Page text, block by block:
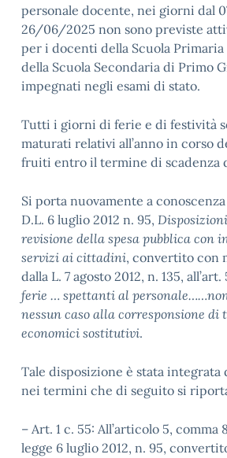
personale docente, nei giorni dal
26/06/2025 non sono previste
per i docenti della Scuola
della Scuola Secondaria di Primo
impegnati negli esami di stato.
Tutti i giorni di ferie e di festività
maturati relativi all’anno in corso
fruiti entro il termine di scadenza
Si porta nuovamente a
D.L. 6 luglio 2012 n. 95,
revisione della spesa pubblica con
servizi ai cittadini, convertito con
dalla L. 7 agosto 2012, n. 135,
ferie … spettanti al
nessun caso alla corresponsione
economici sostitutivi.
Tale disposizione è stata integrata
nei termini che di seguito si
– Art. 1 c. 55: All’articolo 5,
legge 6 luglio 2012, n. 95,